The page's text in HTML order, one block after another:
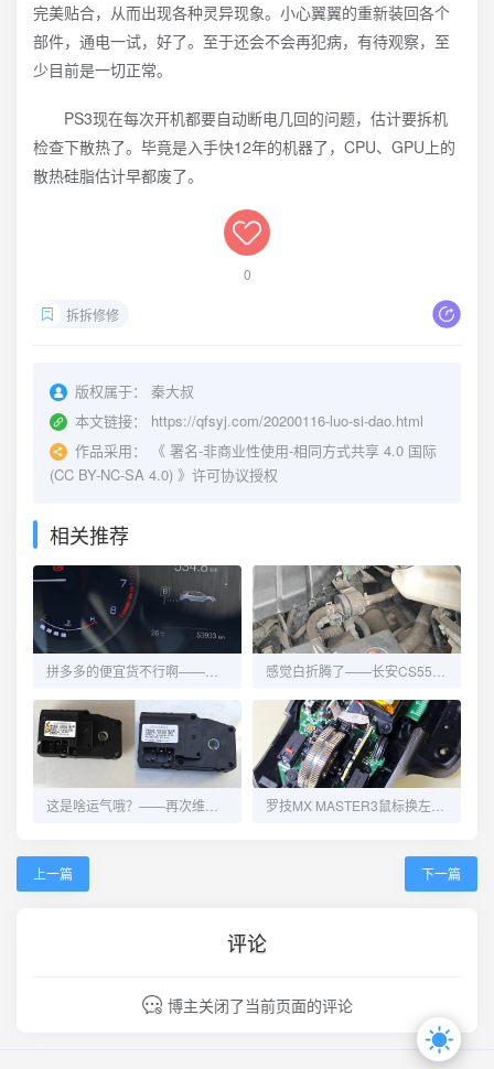
完美贴合，从而出现各种灵异现象。小心翼翼的重新装回各个
部件，通电一试，好了。至于还会不会再犯病，有待观察，至
少目前是一切正常。
PS3现在每次开机都要自动断电几回的问题，估计要拆机
检查下散热了。毕竟是入手快12年的机器了，CPU、GPU上的
散热硅脂估计早都废了。
0
拆拆修修
版权属于：
秦大叔
本文链接：
https://qfsyj.com/20200116-luo-si-dao.html
作品采用：
《 署名-非商业性使用-相同方式共享 4.0 国际
(CC BY-NC-SA 4.0) 》许可协议授权
相关推荐
上一篇 下一篇
评论
博主关闭了当前页面的评论